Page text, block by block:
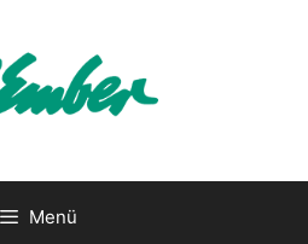
Menü